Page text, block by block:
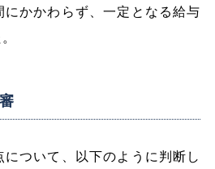
にかかわらず、一定となる給与
ついて、以下のように判断し